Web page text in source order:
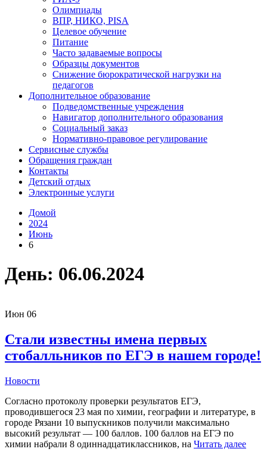
Олимпиады
ВПР, НИКО, PISA
Целевое обучение
Питание
Часто задаваемые вопросы
Образцы документов
Снижение бюрократической нагрузки на
педагогов
Дополнительное образование
Подведомственные учреждения
Навигатор дополнительного образования
Социальный заказ
Нормативно-правовое регулирование
Сервисные службы
Обращения граждан
Контакты
Детский отдых
Электронные услуги
Домой
2024
Июнь
6
День: 06.06.2024
Июн 06
Стали известны имена первых
стобалльников по ЕГЭ в нашем городе!
Новости
Согласно протоколу проверки результатов ЕГЭ,
проводившегося 23 мая по химии, географии и литературе, в
городе Рязани 10 выпускников получили максимально
высокий результат — 100 баллов. 100 баллов на ЕГЭ по
химии набрали 8 одиннадцатиклассников, на Читать далее